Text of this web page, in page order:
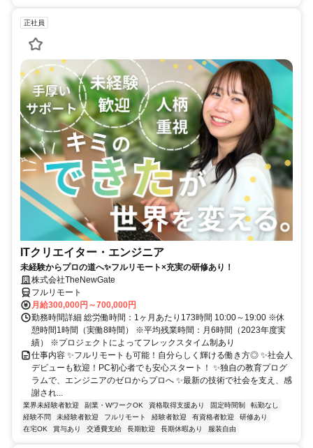
正社員
ITクリエイター・エンジニア
未経験からプロの道へ✨フルリモート×充実の研修あり！
株式会社TheNewGate
フルリモート
月給300,000円～700,000円
勤務時間詳細 総労働時間：1ヶ月あたり173時間 10:00～19:00 ※休
憩時間1時間（実働8時間） ※平均残業時間：月6時間（2023年度実
績） ※プロジェクトによってフレックスタイム制あり
仕事内容 ✨フルリモートも可能！自分らしく輝ける働き方◎ ✨社会人
デビューも歓迎！PC初心者でも安心スタート！ ✨独自の教育プログ
ラムで、エンジニアのゼロからプロへ ✨最新の技術で社会を支え、感
謝され...
業界未経験者歓迎 副業・WワークOK 資格取得支援あり 固定時間制
転勤なし
経験不問
未経験者歓迎 フルリモート 経験者歓迎 有資格者歓迎
研修あり
在宅OK
賞与あり 交通費支給 長期歓迎 長期休暇あり 服装自由